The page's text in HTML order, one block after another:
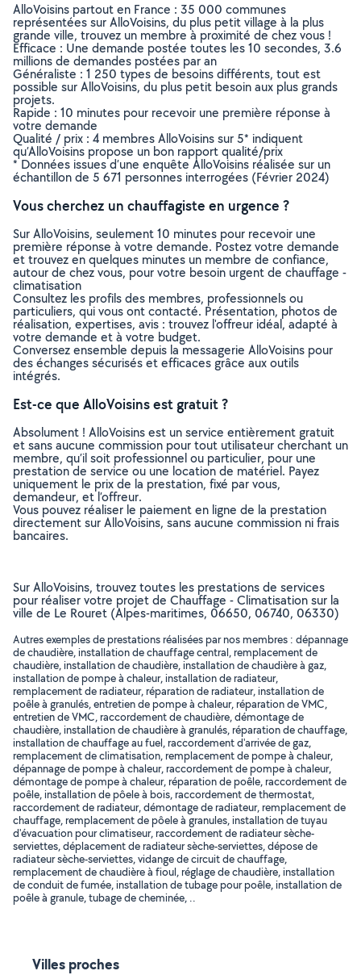
AlloVoisins partout en France : 35 000 communes
représentées sur AlloVoisins, du plus petit village à la plus
grande ville, trouvez un membre à proximité de chez vous !
Efficace : Une demande postée toutes les 10 secondes, 3.6
millions de demandes postées par an
Généraliste : 1 250 types de besoins différents, tout est
possible sur AlloVoisins, du plus petit besoin aux plus grands
projets.
Rapide : 10 minutes pour recevoir une première réponse à
votre demande
Qualité / prix : 4 membres AlloVoisins sur 5* indiquent
qu’AlloVoisins propose un bon rapport qualité/prix
* Données issues d’une enquête AlloVoisins réalisée sur un
échantillon de 5 671 personnes interrogées (Février 2024)
Vous cherchez un chauffagiste en urgence ?
Sur AlloVoisins, seulement 10 minutes pour recevoir une
première réponse à votre demande. Postez votre demande
et trouvez en quelques minutes un membre de confiance,
autour de chez vous, pour votre besoin urgent de chauffage -
climatisation
Consultez les profils des membres, professionnels ou
particuliers, qui vous ont contacté. Présentation, photos de
réalisation, expertises, avis : trouvez l'offreur idéal, adapté à
votre demande et à votre budget.
Conversez ensemble depuis la messagerie AlloVoisins pour
des échanges sécurisés et efficaces grâce aux outils
intégrés.
Est-ce que AlloVoisins est gratuit ?
Absolument ! AlloVoisins est un service entièrement gratuit
et sans aucune commission pour tout utilisateur cherchant un
membre, qu’il soit professionnel ou particulier, pour une
prestation de service ou une location de matériel. Payez
uniquement le prix de la prestation, fixé par vous,
demandeur, et l’offreur.
Vous pouvez réaliser le paiement en ligne de la prestation
directement sur AlloVoisins, sans aucune commission ni frais
bancaires.
Sur AlloVoisins, trouvez toutes les prestations de services
pour réaliser votre projet de Chauffage - Climatisation sur la
ville de Le Rouret (Alpes-maritimes, 06650, 06740, 06330)
Autres exemples de prestations réalisées par nos membres : dépannage
de chaudière, installation de chauffage central, remplacement de
chaudière, installation de chaudière, installation de chaudière à gaz,
installation de pompe à chaleur, installation de radiateur,
remplacement de radiateur, réparation de radiateur, installation de
poêle à granulés, entretien de pompe à chaleur, réparation de VMC,
entretien de VMC, raccordement de chaudière, démontage de
chaudière, installation de chaudière à granulés, réparation de chauffage,
installation de chauffage au fuel, raccordement d'arrivée de gaz,
remplacement de climatisation, remplacement de pompe à chaleur,
dépannage de pompe à chaleur, raccordement de pompe à chaleur,
démontage de pompe à chaleur, réparation de poêle, raccordement de
poêle, installation de pôele à bois, raccordement de thermostat,
raccordement de radiateur, démontage de radiateur, remplacement de
chauffage, remplacement de pôele à granules, installation de tuyau
d'évacuation pour climatiseur, raccordement de radiateur sèche-
serviettes, déplacement de radiateur sèche-serviettes, dépose de
radiateur sèche-serviettes, vidange de circuit de chauffage,
remplacement de chaudière à fioul, réglage de chaudière, installation
de conduit de fumée, installation de tubage pour poêle, installation de
poêle à granule, tubage de cheminée, ..
Villes proches